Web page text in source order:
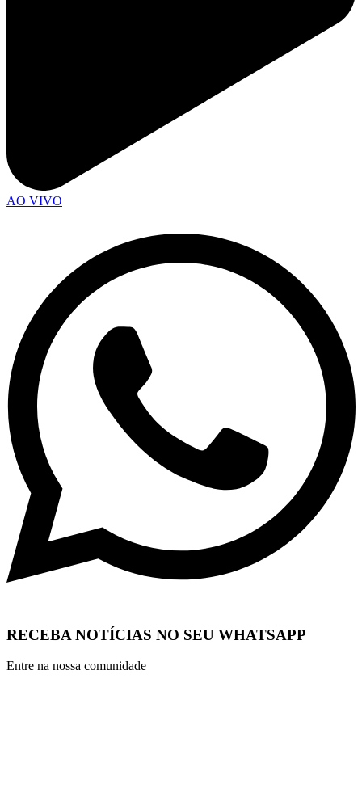
AO VIVO
RECEBA NOTÍCIAS NO SEU WHATSAPP
Entre na nossa comunidade